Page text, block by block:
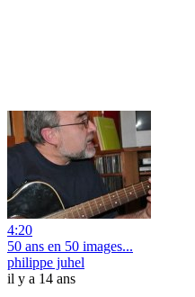
4:20
50 ans en 50 images...
philippe juhel
il y a 14 ans